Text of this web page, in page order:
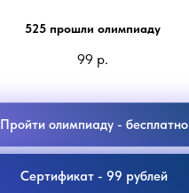
525 прошли олимпиаду
99 р.
Пройти олимпиаду - бесплатно
Сертификат - 99 рублей